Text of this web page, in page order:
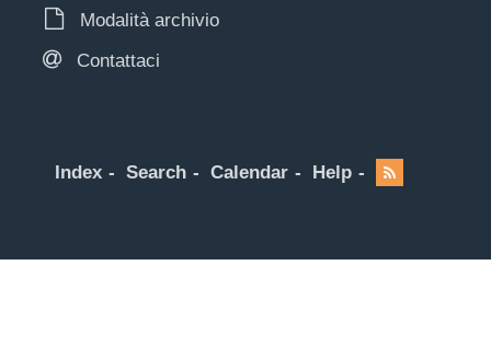
Modalità archivio
Contattaci
Index Search Calendar Help